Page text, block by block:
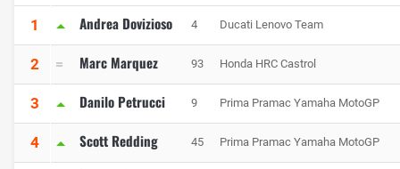
1 Andrea Dovizioso 4 Ducati Lenovo Team
2 Marc Marquez 93 Honda HRC Castrol
3 Danilo Petrucci 9 Prima Pramac Yamaha MotoGP
4 Scott Redding 45 Prima Pramac Yamaha MotoGP